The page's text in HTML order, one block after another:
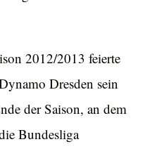
2012/2013 feierte
Dresden sein
der Saison, an dem
Bundesliga